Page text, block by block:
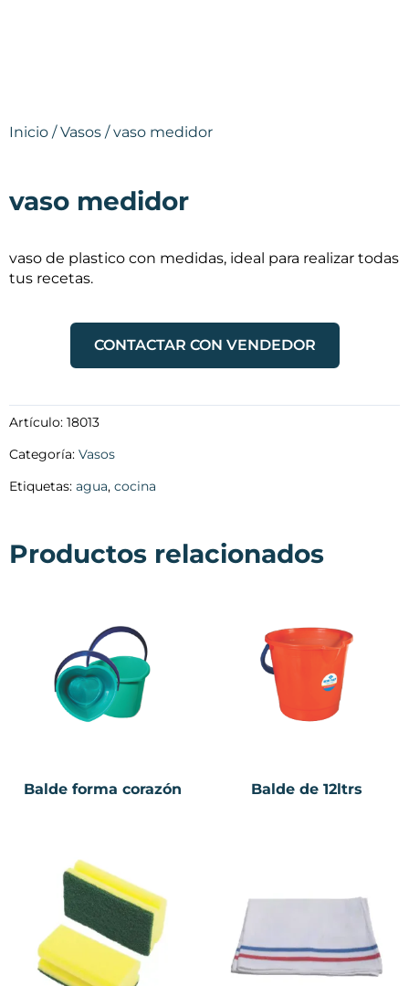
Inicio /Vasos / vaso medidor
vaso medidor
vaso de plastico con medidas, ideal para realizar todas
tus recetas.
CONTACTAR CON VENDEDOR
Artículo: 18013
Categoría: Vasos
Etiquetas: agua, cocina
Productos relacionados
Balde forma corazón Balde de 12ltrs